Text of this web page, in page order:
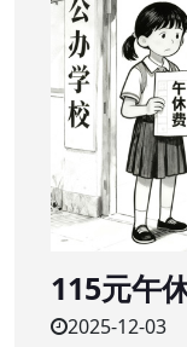
115元午
账”不能是
2025-12-03